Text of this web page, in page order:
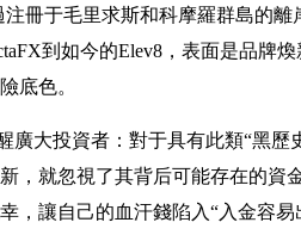
注冊于毛里求斯和科摩羅群島的
到如今的Elev8，表面是品牌
底色。
廣大投資者：對于具有此類“黑
，就忽視了其背后可能存在的資
，讓自己的血汗錢陷入“入金容易